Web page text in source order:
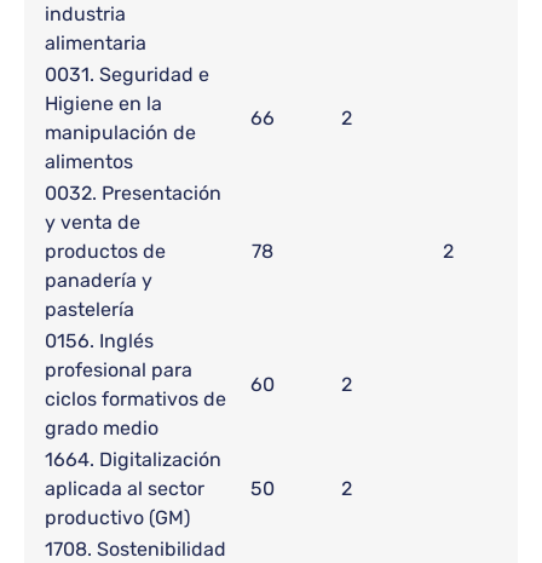
industria
alimentaria
0031. Seguridad e
Higiene en la
manipulación de
alimentos
66 2
0032. Presentación
y venta de
productos de
panadería y
pastelería
78 2
0156. Inglés
profesional para
ciclos formativos de
grado medio
60 2
1664. Digitalización
aplicada al sector
productivo (GM)
50 2
1708. Sostenibilidad